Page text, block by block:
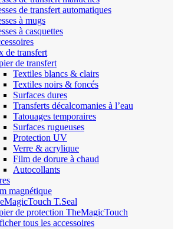
de transfert automatiques
à mugs
à casquettes
de transfert
de transfert
Textiles blancs & clairs
Textiles noirs & foncés
Surfaces dures
Transferts décalcomanies à l’eau
Tatouages temporaires
Surfaces rugueuses
Protection UV
Verre & acrylique
Film de dorure à chaud
Autocollants
magnétique
T.Seal
de protection TheMagicTouch
tous les accessoires